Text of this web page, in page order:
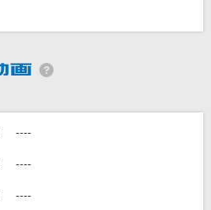
新曲・ランキングなど
----
----
----